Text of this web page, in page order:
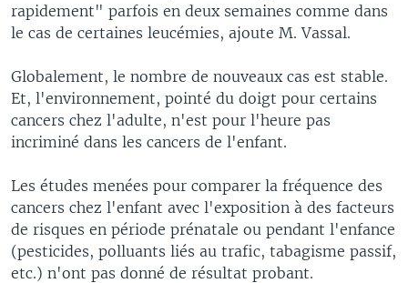
rapidement" parfois en deux semaines comme dans
le cas de certaines leucémies, ajoute M. Vassal.
Globalement, le nombre de nouveaux cas est stable.
Et, l'environnement, pointé du doigt pour certains
cancers chez l'adulte, n'est pour l'heure pas
incriminé dans les cancers de l'enfant.
Les études menées pour comparer la fréquence des
cancers chez l'enfant avec l'exposition à des facteurs
de risques en période prénatale ou pendant l'enfance
(pesticides, polluants liés au trafic, tabagisme passif,
etc.) n'ont pas donné de résultat probant.